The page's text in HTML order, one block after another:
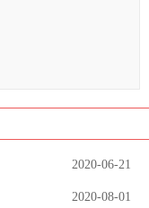
2020-06-21
2020-08-01